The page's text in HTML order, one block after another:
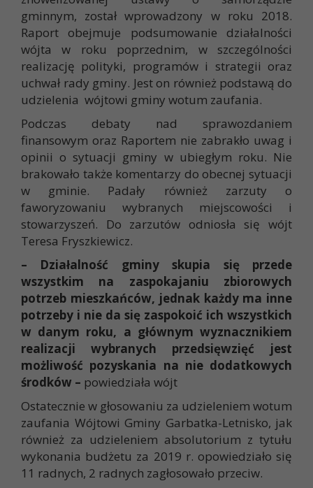
gminnym, został wprowadzony w roku 2018.
Raport obejmuje podsumowanie działalności
wójta w roku poprzednim, w szczególności
realizację polityki, programów i strategii oraz
uchwał rady gminy. Jest on również podstawą do
udzielenia wójtowi gminy wotum zaufania.
Podczas debaty nad sprawozdaniem
finansowym oraz Raportem nie zabrakło uwag i
opinii o sytuacji gminy w ubiegłym roku. Nie
brakowało także komentarzy do obecnej sytuacji
w gminie. Padały również zarzuty o
faworyzowaniu wybranych miejscowości i
stowarzyszeń. Do zarzutów odniosła się wójt
Teresa Fryszkiewicz.
– Działalność gminy skupia się przede
wszystkim na zaspokajaniu zbiorowych
potrzeb mieszkańców, jednak każdy ma inne
potrzeby i nie da się zaspokoić ich wszystkich
w danym roku, a głównym wyznacznikiem
realizacji wybranych przedsięwzięć jest
możliwość pozyskania na nie dodatkowych
środków – powiedziała wójt
Ostatecznie w głosowaniu za udzieleniem wotum
zaufania Wójtowi Gminy Garbatka-Letnisko, jak
również za udzieleniem absolutorium z tytułu
wykonania budżetu za 2019 r. opowiedziało się
11 radnych, 2 radnych zagłosowało przeciw.